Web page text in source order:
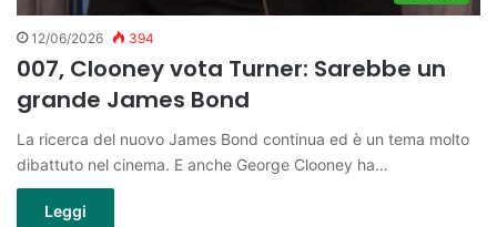
12/06/2026 394
007, Clooney vota Turner: Sarebbe un
grande James Bond
La ricerca del nuovo James Bond continua ed è un tema molto
dibattuto nel cinema. E anche George Clooney ha…
Leggi